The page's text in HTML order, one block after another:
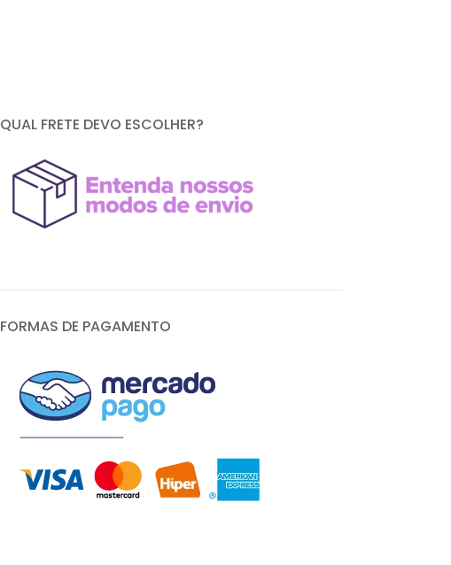
QUAL FRETE DEVO ESCOLHER?
FORMAS DE PAGAMENTO